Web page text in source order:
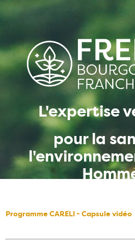
L'expertise
pour la
Programme CARELI - Capsule vidéo